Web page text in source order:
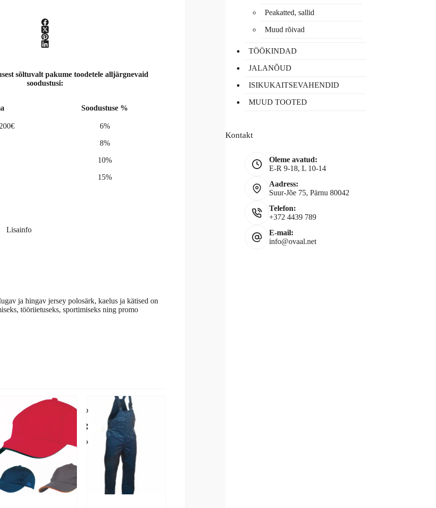
sõltuvalt pakume toodetele alljärgnevaid
soodustusi:
Soodustuse %
6%
8%
10%
15%
Lisainfo
ja hingav jersey polosärk, kaelus ja kätised on
tööriietuseks, sportimiseks ning promo
Peakatted, sallid
Muud rõivad
TÖÖKINDAD
JALANÕUD
ISIKUKAITSEVAHENDID
MUUD TOOTED
Kontakt
Oleme avatud:
E-R 9-18, L 10-14
Aadress:
Suur-Jõe 75, Pärnu 80042
Telefon:
+372 4439 789
E-mail:
info@ovaal.net